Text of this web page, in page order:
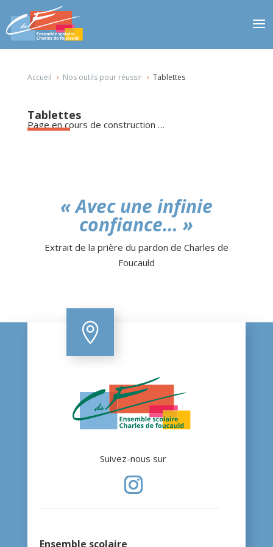
Accueil 5 Nos outils pour réussir 5 Tablettes
Tablettes
Page en cours de construction …
« Avec une infinie
confiance… »
Extrait de la prière du pardon de Charles de
Foucauld

Suivez-nous sur
Ensemble scolaire